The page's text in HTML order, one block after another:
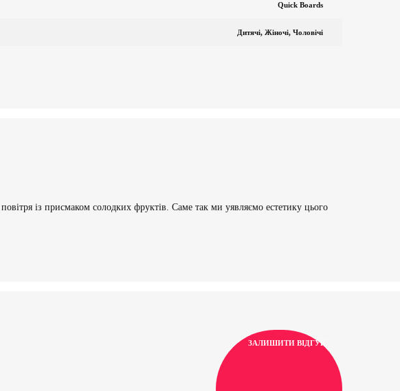
Quick Boards
Дитячі, Жіночі, Чоловічі
із присмаком солодких фруктів. Саме так ми уявляємо естетику цього
ЗАЛИШИТИ ВІДГУК